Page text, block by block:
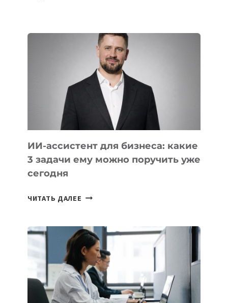
КОТОРЫЕ
РАЗВИВАЮТ
ТЕХНОЛОГИЧЕСКОЕ
ОБРАЗОВАНИЕ
ТАДЖИКИСТАНА
ИИ-ассистент для бизнеса: какие
3 задачи ему можно поручить уже
сегодня
ЧИТАТЬ ДАЛЕЕ ИИ-
БИЗНЕСА:
КАКИЕ
3
ЗАДАЧИ
ЕМУ
МОЖНО